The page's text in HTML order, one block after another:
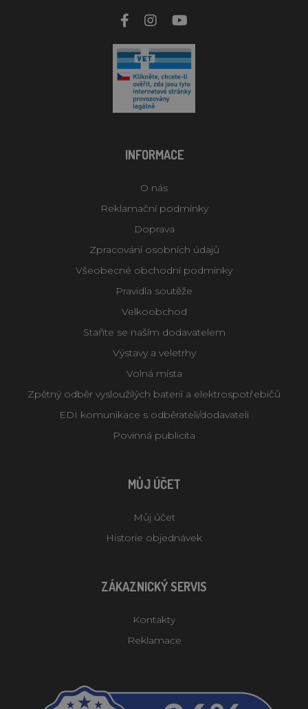
INFORMACE
O nás
Reklamační podmínky
Doprava
Zpracování osobních údajů
Všeobecné obchodní podmínky
Pravidla soutěže
Velkoobchod
Staňte se naším dodavatelem
Výstavy a veletrhy
Volná místa
Zpětný odběr vysloužilých baterií a elektrospotřebičů
EDI komunikace s odběrateli/dodavateli
Povinná publicita
MŮJ ÚČET
Můj účet
Historie objednávek
ZÁKAZNICKÝ SERVIS
Kontakty
Reklamace